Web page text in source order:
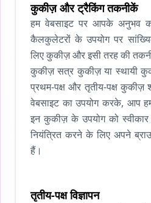
कुकीज़ और ट्रैकिंग तकनीकें
हम वेबसाइट पर आपके अनुभव
कैलकुलेटरों के उपयोग पर
लिए कुकीज़ और इसी तरह की
कुकीज़ सत्र कुकीज़ या स्थायी
प्रथम-पक्ष और तृतीय-पक्ष कुकीज़
वेबसाइट का उपयोग करके, आप
इन कुकीज़ के उपयोग को
नियंत्रित करने के लिए अपने
हैं।
तृतीय-पक्ष विज्ञापन